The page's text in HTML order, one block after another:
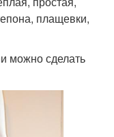
плащевки,
можно сделать